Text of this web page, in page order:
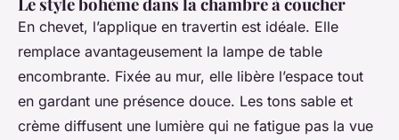
En chevet, l’applique en travertin est idéale. Elle
remplace avantageusement la lampe de table
encombrante. Fixée au mur, elle libère l’espace tout
en gardant une présence douce. Les tons sable et
crème diffusent une lumière qui ne fatigue pas la vue